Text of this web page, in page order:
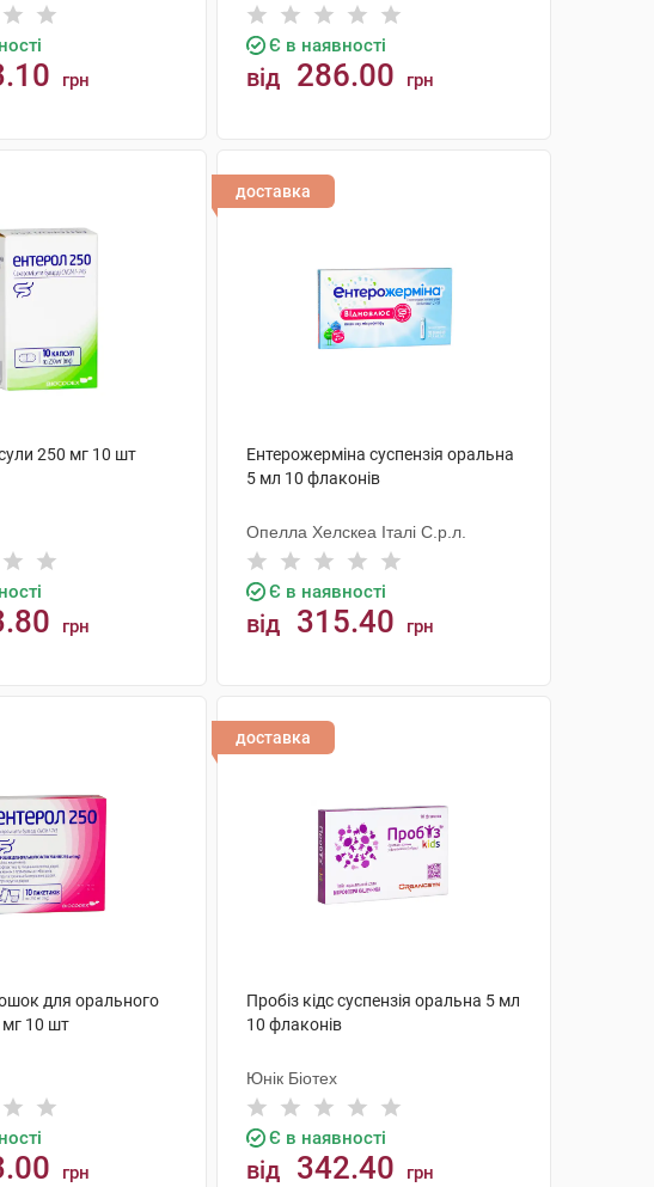
грн
Є в наявності
від 286.00 грн
250 мг 10 шт
грн
доставка
Ентерожерміна суспензія оральна
5 мл 10 флаконів
Опелла Хелскеа Італі С.р.л.
Є в наявності
від 315.40 грн
для орального
мг 10 шт
грн
доставка
Пробіз кідс суспензія оральна 5 мл
10 флаконів
Юнік Біотех
Є в наявності
від 342.40 грн